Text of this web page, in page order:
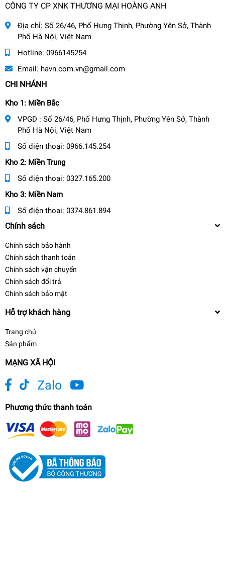
CÔNG TY CP XNK THƯƠNG MẠI HOÀNG ANH
Địa chỉ: Số 26/46, Phố Hưng Thịnh, Phường Yên Sở, Thành
Phố Hà Nội, Việt Nam
Hotline: 0966145254
Email: havn.com.vn@gmail.com
CHI NHÁNH
Kho 1: Miền Bắc
VPGD : Số 26/46, Phố Hưng Thịnh, Phường Yên Sở, Thành
Phố Hà Nội, Việt Nam
Số điện thoại: 0966.145.254
Kho 2: Miền Trung
Số điện thoại: 0327.165.200
Kho 3: Miền Nam
Số điện thoại: 0374.861.894
Chính sách
Chính sách bảo hành
Chính sách thanh toán
Chính sách vận chuyển
Chính sách đổi trả
Chính sách bảo mật
Hỗ trợ khách hàng
Trang chủ
Sản phẩm
MẠNG XÃ HỘI
Zalo
Phương thức thanh toán